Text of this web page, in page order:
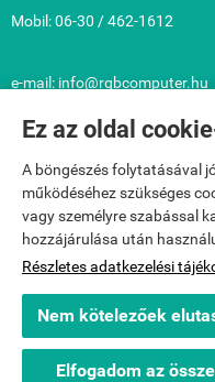
Ez az oldal
A böngészés folytatásával
működéséhez szükséges
vagy személyre szabással
hozzájárulása után
Részletes adatkezelési
Nem kötelezőek
Elfogadom az
Mobil: 06-30 / 462-1612
e-mail: info@rgbcomputer.hu
Közérdekű információk:
Adószám: 13420116-2-07
Cégbíróság: Fejér Megyei
Bankszámla: 10402908-
webshop.rgbcomputer.hu -
Webáruház